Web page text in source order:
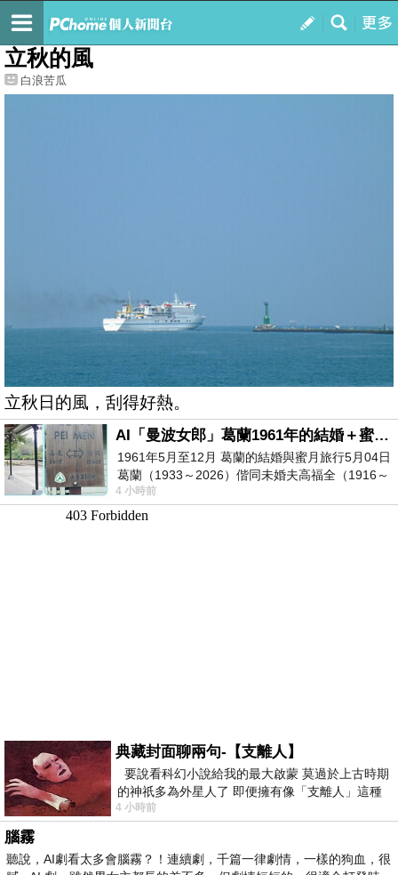
我的
最新文章
立秋的風
白浪苦瓜
立秋日的風，刮得好熱。
AI「曼波女郎」葛蘭1961年的結婚＋蜜月旅行 #戀上老電影 #葛蘭 #粟子
1961年5月至12月 葛蘭的結婚與蜜月旅行5月04日
葛蘭（1933～2026）偕同未婚夫高福全（1916～
2004）乘郵輪赴倫敦6月15日於英國倫敦St.S
4 小時前
典藏封面聊兩句-【支離人】
要說看科幻小說給我的最大啟蒙 莫過於上古時期
的神祇多為外星人了 即便擁有像「支離人」這種
驚世駭俗的神通法門 也未必讀
4 小時前
腦霧
聽說，AI劇看太多會腦霧？！連續劇，千篇一律劇情，一樣的狗血，很